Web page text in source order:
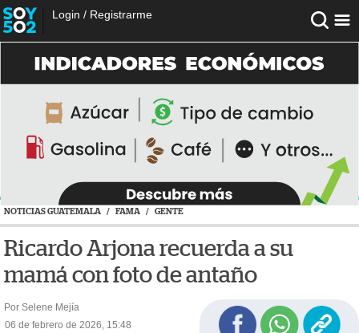
Login / Registrarme
NOTICIAS GUATEMALA / FAMA / GENTE
Ricardo Arjona recuerda a su
mamá con foto de antaño
Por Selene Mejía
06 de febrero de 2026, 15:48